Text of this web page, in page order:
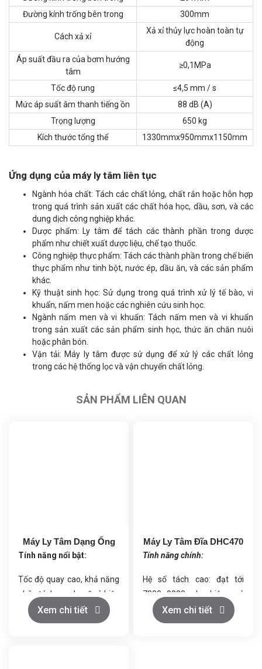
Đường kính trống bên trong
300mm
Cách xả xỉ
Xả xỉ thủy lực hoàn toàn tự
động
Áp suất đầu ra của bơm hướng
tâm
≥0,1MPa
Tốc độ rung
≤4,5 mm / s
Mức áp suất âm thanh tiếng ồn
88 dB (A)
Trọng lượng
650 kg
Kích thước tổng thể
1330mmx950mmx1150mm
Ứng dụng của máy ly tâm liên tục
Ngành hóa chất: Tách các chất lỏng, chất rắn hoặc hỗn hợp
trong quá trình sản xuất các chất hóa học, dầu, sơn, và các
dung dịch công nghiệp khác.
Dược phẩm: Ly tâm để tách các thành phần trong dược
phẩm như chiết xuất dược liệu, chế tạo thuốc.
Công nghiệp thực phẩm: Tách các thành phần trong chế biến
thực phẩm như tinh bột, nước ép, dầu ăn, và các sản phẩm
khác.
Kỹ thuật sinh học: Sử dụng trong quá trình xử lý tế bào, vi
khuẩn, nấm men hoặc các nghiên cứu sinh học.
Ngành nấm men và vi khuẩn: Tách nấm men và vi khuẩn
trong sản xuất các sản phẩm sinh học, thức ăn chăn nuôi
hoặc phân bón.
Vận tải: Máy ly tâm được sử dụng để xử lý các chất lỏng
trong các hệ thống lọc và vận chuyển chất lỏng.
SẢN PHẨM LIÊN QUAN
Máy Ly Tâm Dạng Ống
Tính năng nổi bật:
Tốc độ quay cao, khả năng
phân tách mạnh mẽ và hiệu
quả làm sạch vượt trội
Thiết kế nhỏ gọn, vận hành
Xem chi tiết
Máy Ly Tâm Đĩa DHC470
Tính năng chính:
Hệ số tách cao: đạt tới
7000–9000, cho hiệu quả
làm trong vượt trội.
Công suất xử lý linh hoạt: từ
Xem chi tiết